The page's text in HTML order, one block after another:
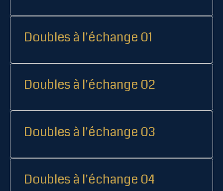
Doubles à l'échange 01
Doubles à l'échange 02
Doubles à l'échange 03
Doubles à l'échange 04